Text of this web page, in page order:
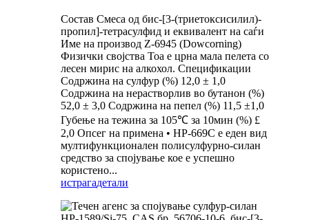
Состав Смеса од бис-[3-(триетоксисилил)-
пропил]-тетрасулфид и еквивалент на саѓи
Име на производ Z-6945 (Dowcorning)
Физички својства Тоа е црна мала пелета со
лесен мирис на алкохол. Спецификации
Содржина на сулфур (%) 12,0 ± 1,0
Содржина на нерастворлив во бутанон (%)
52,0 ± 3,0 Содржина на пепел (%) 11,5 ±1,0
Губење на тежина за 105℃ за 10мин (%) £
2,0 Опсег на примена • HP-669C е еден вид
мултифункционален полисулфурно-силан
средство за спојување кое е успешно
користено...
истрагадетали